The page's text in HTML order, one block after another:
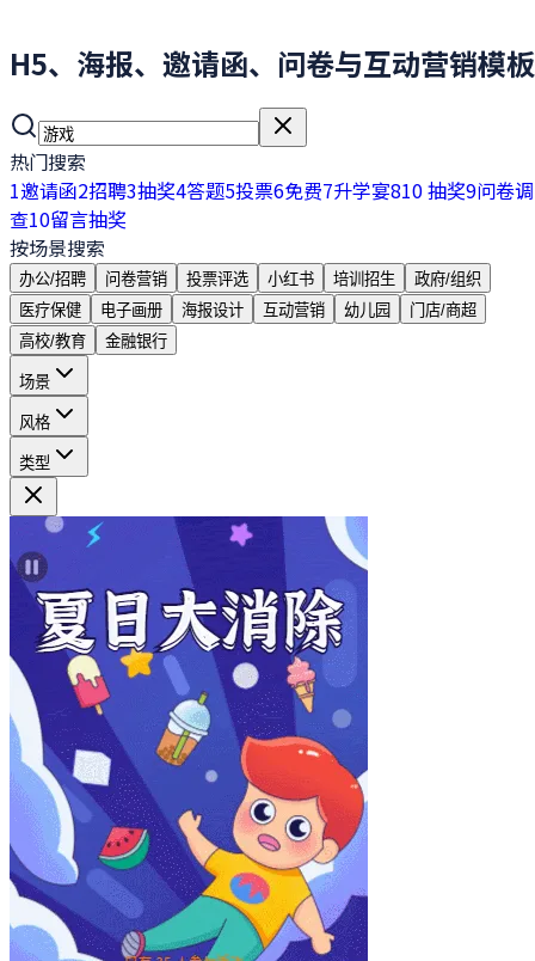
H5、海报、邀请函、问卷与互动营销模板
热门搜索
1邀请函2招聘3抽奖4答题5投票6免费7升学宴810 抽奖9问卷调
查10留言抽奖
按场景搜索
办公/招聘 问卷营销 投票评选 小红书 培训招生
政府/组织
医疗保健
电子画册 海报设计 互动营销 幼儿园
门店/商超
高校/教育
金融银行
场景
风格
类型